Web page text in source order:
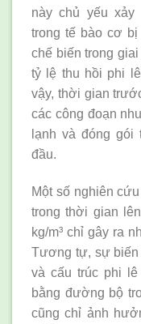
này chủ yếu xảy
trong tế bào cơ
chế biến trong
tỷ lệ thu hồi phi
vậy, thời gian
các công đoạn
lạnh và đóng
đầu.
Một số nghiên
trong thời gian
kg/m³ chỉ gây ra
Tương tự, sự biến
và cấu trúc phi
bằng đường bộ
cũng chỉ ảnh